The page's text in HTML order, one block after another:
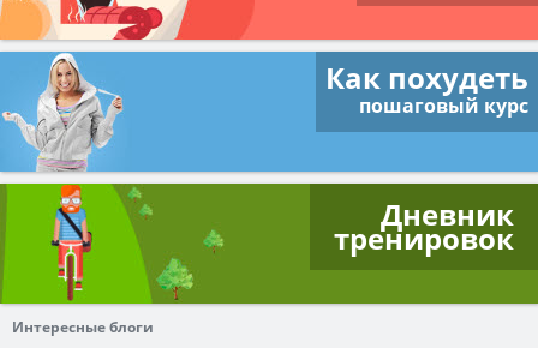
Как похудеть
пошаговый курс
Дневник
тренировок
Интересные блоги